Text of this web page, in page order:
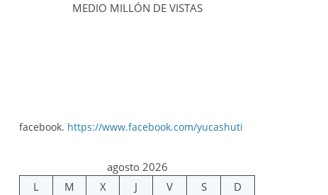
MEDIO MILLÓN DE VISTAS
facebook. https://www.facebook.com/yucashuti
agosto 2026
L
M X J V S
D